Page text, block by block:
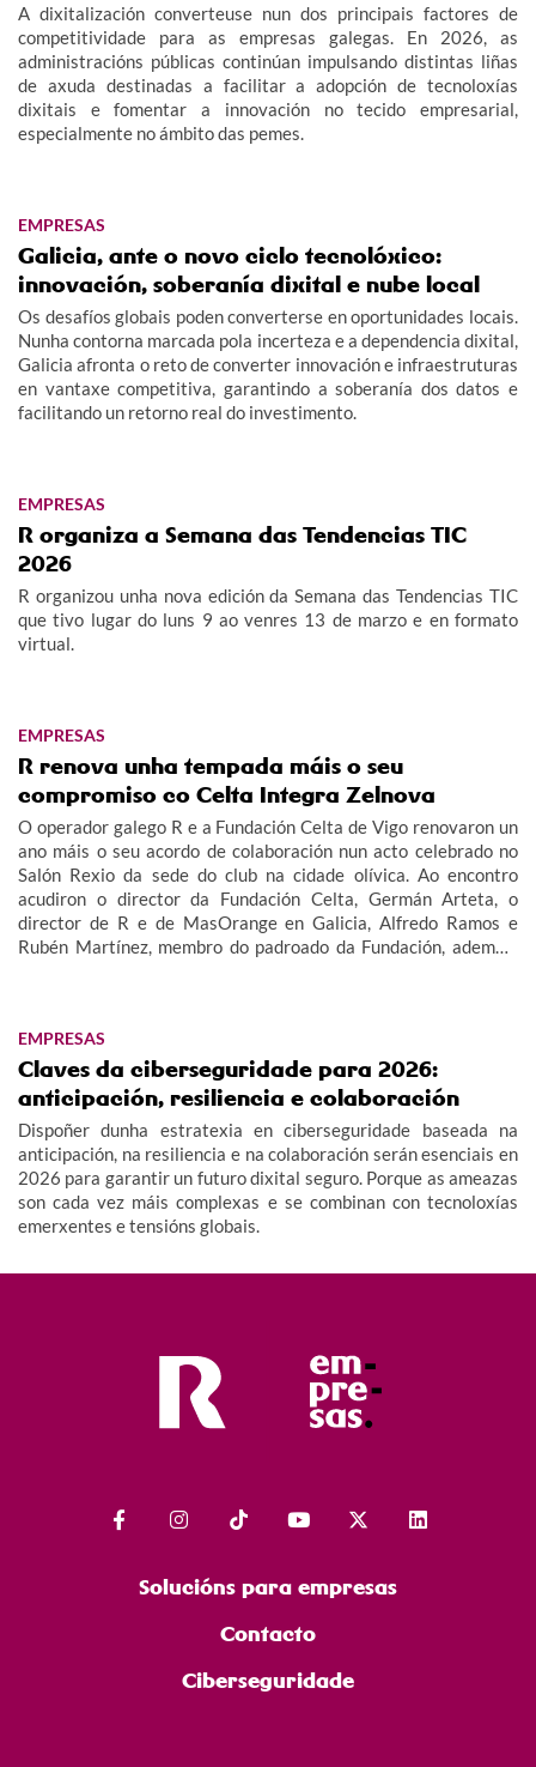
A dixitalización converteuse nun dos principais factores de
competitividade para as empresas galegas. En 2026, as
administracións públicas continúan impulsando distintas liñas
de axuda destinadas a facilitar a adopción de tecnoloxías
dixitais e fomentar a innovación no tecido empresarial,
especialmente no ámbito das pemes.
EMPRESAS
Galicia, ante o novo ciclo tecnolóxico:
innovación, soberanía dixital e nube local
Os desafíos globais poden converterse en oportunidades locais.
Nunha contorna marcada pola incerteza e a dependencia dixital,
Galicia afronta o reto de converter innovación e infraestruturas
en vantaxe competitiva, garantindo a soberanía dos datos e
facilitando un retorno real do investimento.
EMPRESAS
R organiza a Semana das Tendencias TIC
2026
R organizou unha nova edición da Semana das Tendencias TIC
que tivo lugar do luns 9 ao venres 13 de marzo e en formato
virtual.
EMPRESAS
R renova unha tempada máis o seu
compromiso co Celta Integra Zelnova
O operador galego R e a Fundación Celta de Vigo renovaron un
ano máis o seu acordo de colaboración nun acto celebrado no
Salón Rexio da sede do club na cidade olívica. Ao encontro
acudiron o director da Fundación Celta, Germán Arteta, o
director de R e de MasOrange en Galicia, Alfredo Ramos e
Rubén Martínez, membro do padroado da Fundación, ademais
EMPRESAS
Claves da ciberseguridade para 2026:
anticipación, resiliencia e colaboración
Dispoñer dunha estratexia en ciberseguridade baseada na
anticipación, na resiliencia e na colaboración serán esenciais en
2026 para garantir un futuro dixital seguro. Porque as ameazas
son cada vez máis complexas e se combinan con tecnoloxías
emerxentes e tensións globais.
Solucións para empresas
Contacto
Ciberseguridade